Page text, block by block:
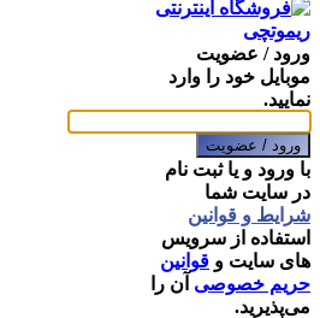
ورود / عضویت
موبایل خود را وارد
نمایید.
ورود / عضویت
با ورود و یا ثبت نام
در سایت شما
شرایط و قوانین
استفاده از سرویس
های سایت و قوانین
حریم خصوصی آن را
می‌پذیرید.